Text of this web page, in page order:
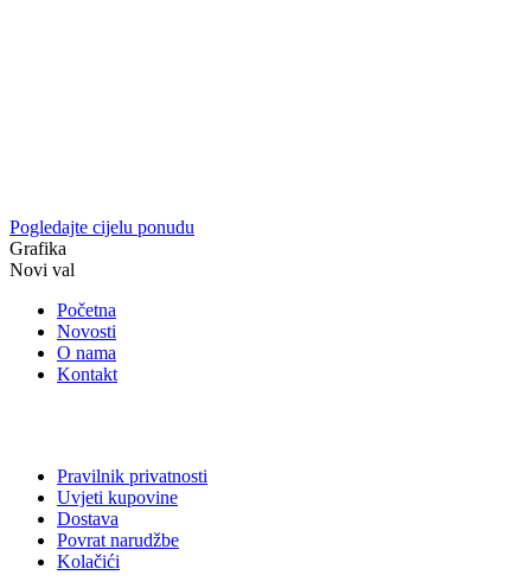
Pogledajte cijelu ponudu
Grafika
Novi val
Početna
Novosti
O nama
Kontakt
Pravilnik privatnosti
Uvjeti kupovine
Dostava
Povrat narudžbe
Kolačići